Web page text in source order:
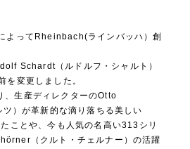
ってRheinbach(ラインバッハ）創
Schardt（ルドルフ・シャルト）
を変更しました。
、生産ディレクターのOtto
）が革新的な滴り落ちる美しい
ことや、今も人気の名高い313シリ
（クルト・チェルナー）の活躍